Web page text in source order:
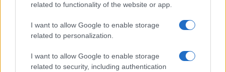
related to functionality of the website or app.
I want to allow Google to enable storage
related to personalization.
I want to allow Google to enable storage
related to security, including authentication